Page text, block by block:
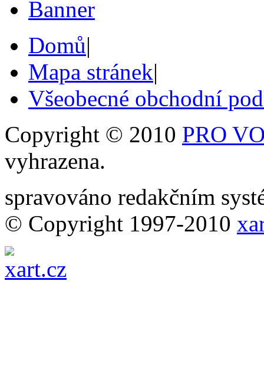
Domů|
Mapa stránek|
Všeobecné obchodní
Copyright © 2010 PRO
vyhrazena.
spravováno redakčním
© Copyright 1997-2010